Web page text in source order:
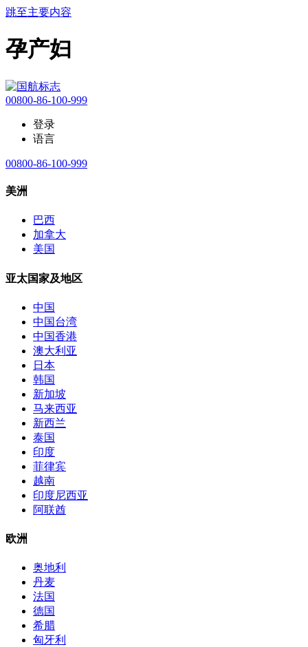
跳至主要内容
孕产妇
00800-86-100-999
登录
语言
00800-86-100-999
美洲
巴西
加拿大
美国
亚太国家及地区
中国
中国台湾
中国香港
澳大利亚
日本
韩国
新加坡
马来西亚
新西兰
泰国
印度
菲律宾
越南
印度尼西亚
阿联酋
欧洲
奥地利
丹麦
法国
德国
希腊
匈牙利